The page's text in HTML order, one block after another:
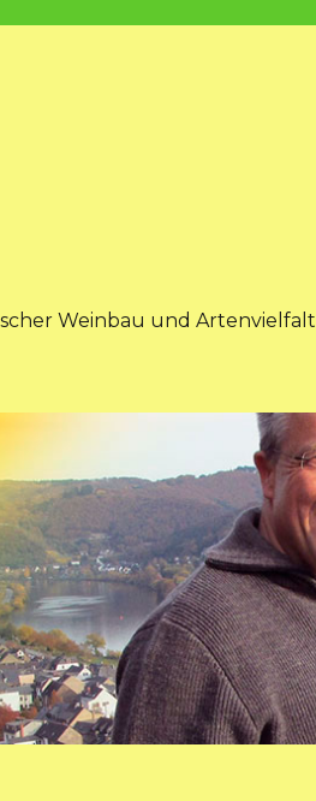
Weinbau und Artenvielfalt